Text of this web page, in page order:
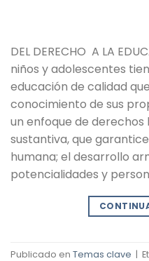
DEL DERECHO A LA
niños y adolescentes
educación de calidad
conocimiento de sus
un enfoque de
sustantiva, que
humana; el desarrollo
potencialidades y
Publicado en Temas clave |